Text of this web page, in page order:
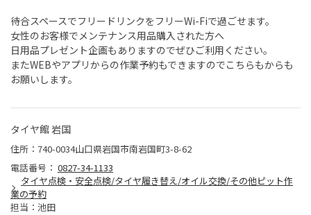
待合スペースでフリードリンクをフリーWi-Fiで過ごせます。
女性のお客様でメンテナンス用品購入された方へ
日用品プレゼント企画もありますのでぜひご利用ください。
またWEBやアプリからの作業予約もできますのでこちらもからも
お願いします。
タイヤ館 岩国
住所：740-0034山口県岩国市南岩国町3-8-62
電話番号： 0827-34-1133
タイヤ点検・安全点検/タイヤ履き替え/オイル交換/その他ピット作
業の予約
担当：池田